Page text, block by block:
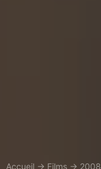
Accueil → Films → 2008